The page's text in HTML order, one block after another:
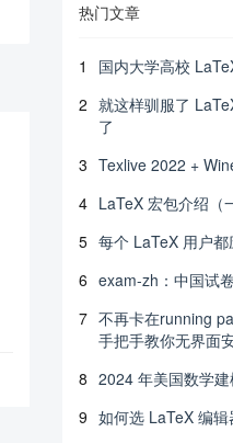
热门文章
1
国内大学高校
2 就这样驯服了
了
3 Texlive 2022 +
4 LaTeX 宏包介绍
5 每个 LaTeX 用户
6 exam-zh：中国试
7 不再卡在running
手把手教你无界面
8 2024 年美国数学
9 如何选 LaTeX 编辑